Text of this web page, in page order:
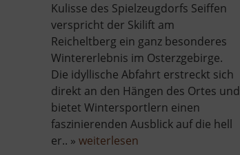
Kulisse des Spielzeugdorfs Seiffen
verspricht der Skilift am
Reicheltberg ein ganz besonderes
Wintererlebnis im Osterzgebirge.
Die idyllische Abfahrt erstreckt sich
direkt an den Hängen des Ortes und
bietet Wintersportlern einen
faszinierenden Ausblick auf die hell
er.. » weiterlesenüber